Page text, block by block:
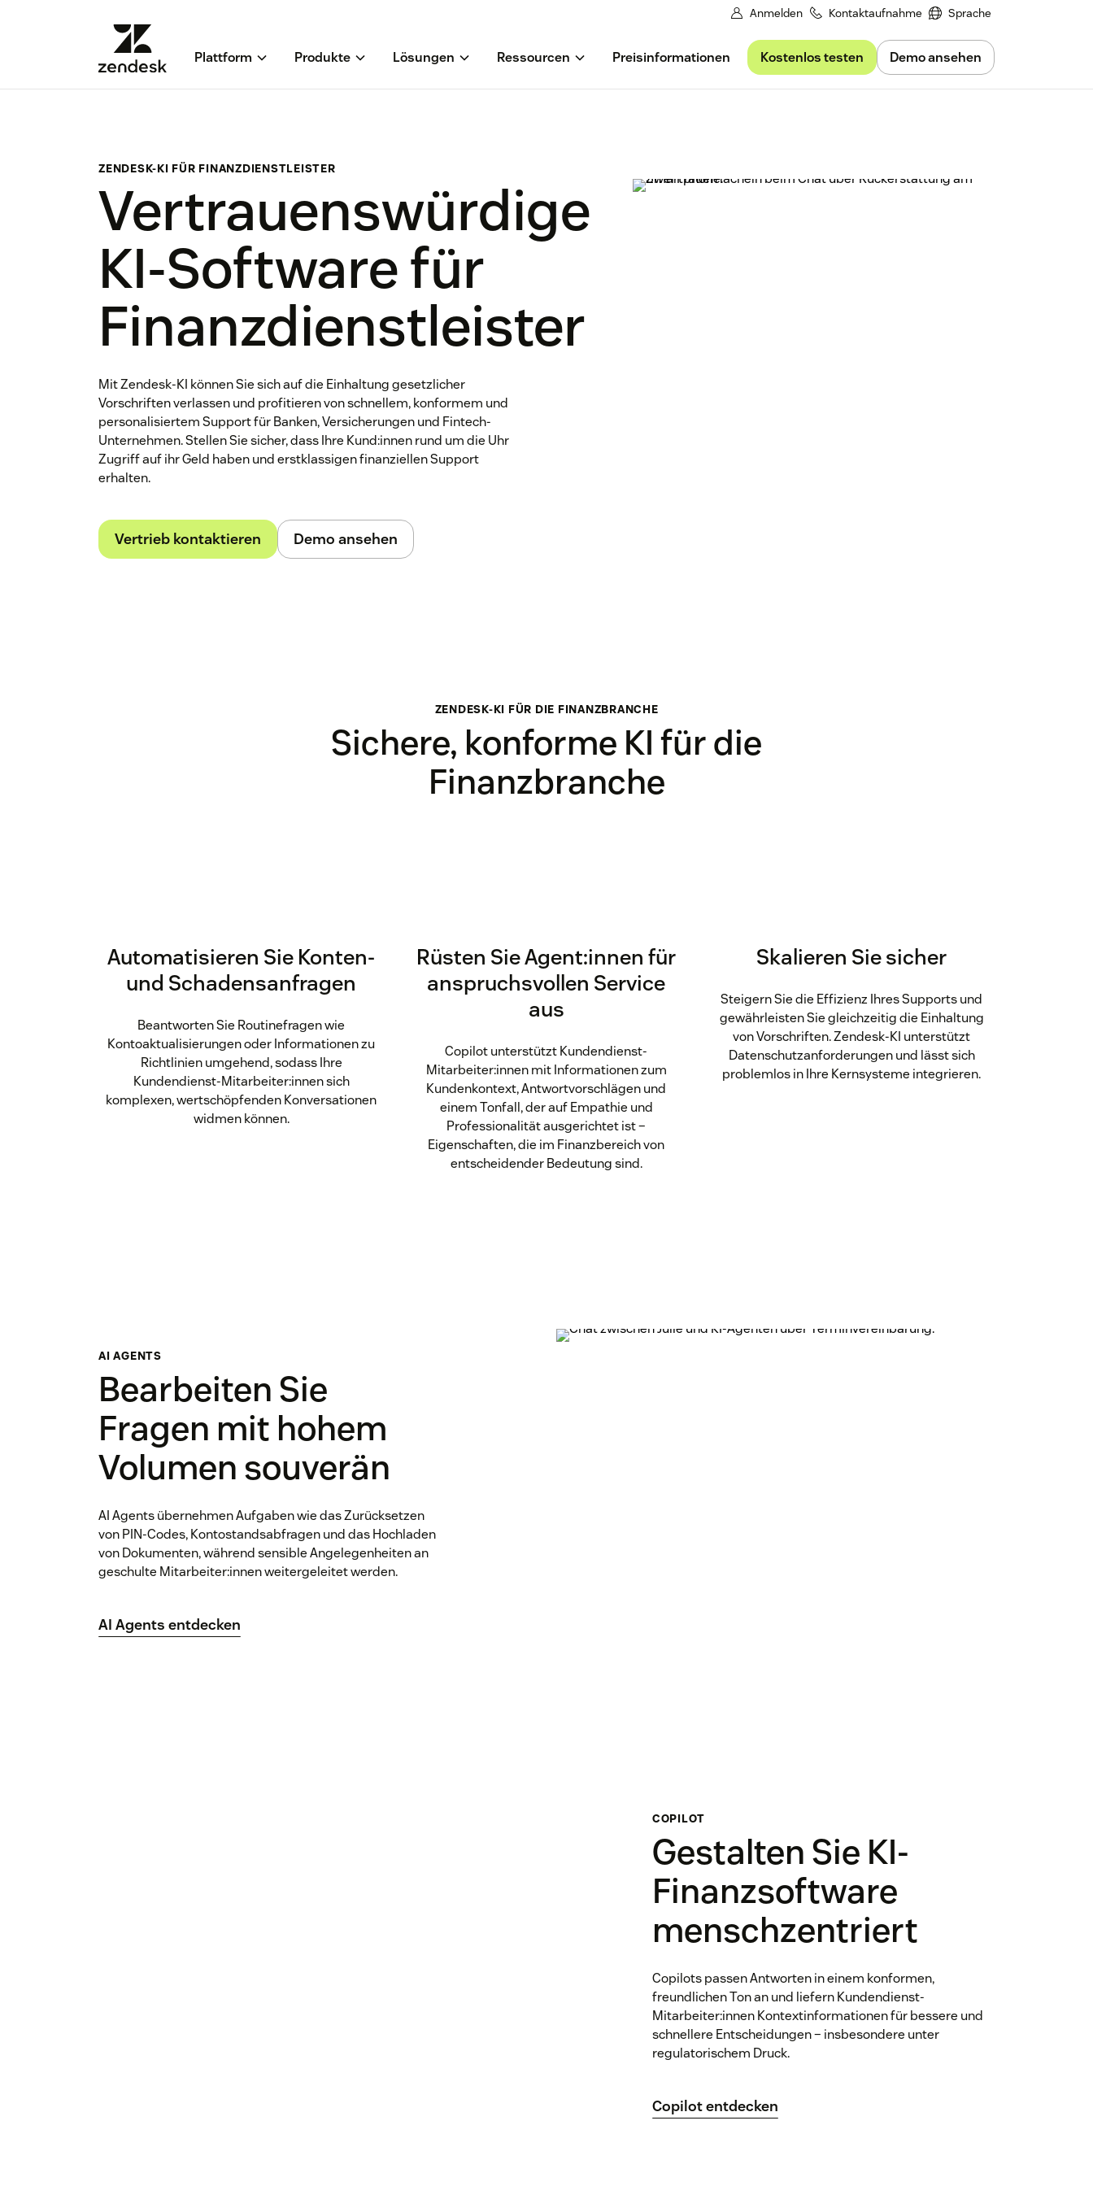
Anmelden Kontaktaufnahme Sprache
Plattform Produkte Lösungen Ressourcen Preisinformationen Kostenlos testen Demo ansehen
ZENDESK-KI FÜR FINANZDIENSTLEISTER
Vertrauenswürdige
KI-Software für
Finanzdienstleister
Mit Zendesk-KI können Sie sich auf die Einhaltung gesetzlicher
Vorschriften verlassen und profitieren von schnellem, konformem und
personalisiertem Support für Banken, Versicherungen und Fintech-
Unternehmen. Stellen Sie sicher, dass Ihre Kund:innen rund um die Uhr
Zugriff auf ihr Geld haben und erstklassigen finanziellen Support
erhalten.
Vertrieb kontaktieren Demo ansehen
ZENDESK-KI FÜR DIE FINANZBRANCHE
Sichere, konforme KI für die
Finanzbranche
Automatisieren Sie Konten-
und Schadensanfragen
Beantworten Sie Routinefragen wie
Kontoaktualisierungen oder Informationen zu
Richtlinien umgehend, sodass Ihre
Kundendienst-Mitarbeiter:innen sich
komplexen, wertschöpfenden Konversationen
widmen können.
Rüsten Sie Agent:innen für
anspruchsvollen Service
aus
Copilot unterstützt Kundendienst-
Mitarbeiter:innen mit Informationen zum
Kundenkontext, Antwortvorschlägen und
einem Tonfall, der auf Empathie und
Professionalität ausgerichtet ist –
Eigenschaften, die im Finanzbereich von
entscheidender Bedeutung sind.
Skalieren Sie sicher
Steigern Sie die Effizienz Ihres Supports und
gewährleisten Sie gleichzeitig die Einhaltung
von Vorschriften. Zendesk-KI unterstützt
Datenschutzanforderungen und lässt sich
problemlos in Ihre Kernsysteme integrieren.
AI AGENTS
Bearbeiten Sie
Fragen mit hohem
Volumen souverän
AI Agents übernehmen Aufgaben wie das Zurücksetzen
von PIN-Codes, Kontostandsabfragen und das Hochladen
von Dokumenten, während sensible Angelegenheiten an
geschulte Mitarbeiter:innen weitergeleitet werden.
AI Agents entdecken
COPILOT
Gestalten Sie KI-
Finanzsoftware
menschzentriert
Copilots passen Antworten in einem konformen,
freundlichen Ton an und liefern Kundendienst-
Mitarbeiter:innen Kontextinformationen für bessere und
schnellere Entscheidungen – insbesondere unter
regulatorischem Druck.
Copilot entdecken